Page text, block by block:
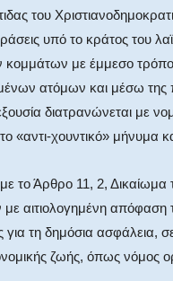
του
υπό το κράτος του
κομμάτων με έμμεσο
ατόμων και μέσω της
διατρανώνεται με
«αντι-χουντικό» μήνυμα
Άρθρο 11, 2, Δικαίωμα
αιτιολογημένη απόφαση
τη δημόσια ασφάλεια,
ζωής, όπως νόμος